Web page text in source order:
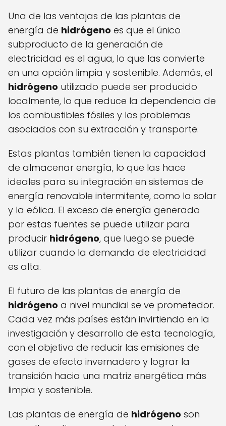
Una de las ventajas de las plantas de
energía de hidrógeno es que el único
subproducto de la generación de
electricidad es el agua, lo que las convierte
en una opción limpia y sostenible. Además, el
hidrógeno utilizado puede ser producido
localmente, lo que reduce la dependencia de
los combustibles fósiles y los problemas
asociados con su extracción y transporte.
Estas plantas también tienen la capacidad
de almacenar energía, lo que las hace
ideales para su integración en sistemas de
energía renovable intermitente, como la solar
y la eólica. El exceso de energía generado
por estas fuentes se puede utilizar para
producir hidrógeno, que luego se puede
utilizar cuando la demanda de electricidad
es alta.
El futuro de las plantas de energía de
hidrógeno a nivel mundial se ve prometedor.
Cada vez más países están invirtiendo en la
investigación y desarrollo de esta tecnología,
con el objetivo de reducir las emisiones de
gases de efecto invernadero y lograr la
transición hacia una matriz energética más
limpia y sostenible.
Las plantas de energía de hidrógeno son